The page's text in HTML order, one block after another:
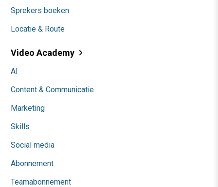
Sprekers boeken
Locatie & Route
Video Academy
AI
Content & Communicatie
Marketing
Skills
Social media
Abonnement
Teamabonnement